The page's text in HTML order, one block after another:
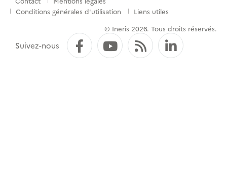
Menu
pied
Conditions générales d'utilisation
Liens utiles
© Ineris 2026. Tous droits réservés.
Suivez-nous FacebookYouTube
Flux RSS